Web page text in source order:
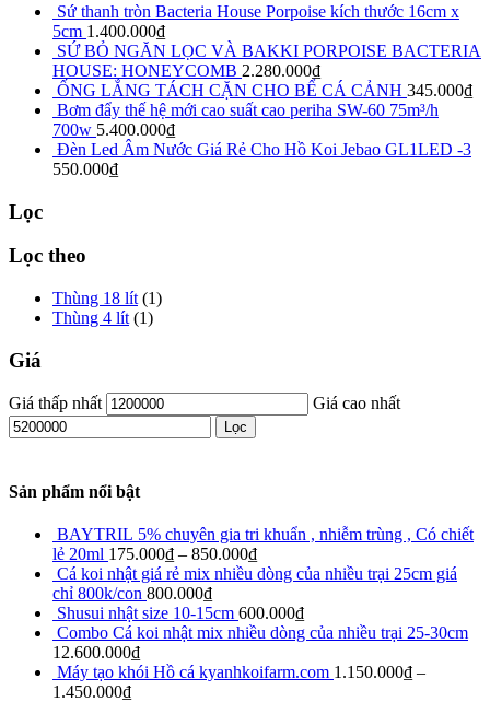
Sứ thanh tròn Bacteria House Porpoise kích thước 16cm x
5cm 1.400.000₫
SỨ BỎ NGĂN LỌC VÀ BAKKI PORPOISE BACTERIA
HOUSE: HONEYCOMB 2.280.000₫
ỐNG LẮNG TÁCH CẶN CHO BỂ CÁ CẢNH 345.000₫
Bơm đẩy thế hệ mới cao suất cao periha SW-60 75m³/h
700w 5.400.000₫
Đèn Led Âm Nước Giá Rẻ Cho Hồ Koi Jebao GL1LED -3
550.000₫
Lọc
Lọc theo
Thùng 18 lít (1)
Thùng 4 lít (1)
Giá
Giá thấp nhất Giá cao nhất
Lọc
Sản phẩm nổi bật
BAYTRIL 5% chuyên gia tri khuẩn , nhiễm trùng , Có chiết
lẻ 20ml 175.000₫ – 850.000₫
Cá koi nhật giá rẻ mix nhiều dòng của nhiều trại 25cm giá
chỉ 800k/con 800.000₫
Shusui nhật size 10-15cm 600.000₫
Combo Cá koi nhật mix nhiều dòng của nhiều trại 25-30cm
12.600.000₫
Máy tạo khói Hồ cá kyanhkoifarm.com 1.150.000₫ –
1.450.000₫